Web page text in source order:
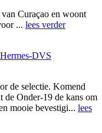
Curaçao en woont
... lees verder
DVS
de selectie. Komend
de Onder-19 de kans om
mooie bevestigi... lees